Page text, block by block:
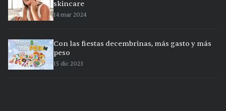
skincare
14 mar 2024
Con las fiestas decembrinas, más gasto y más
peso
15 dic 2023